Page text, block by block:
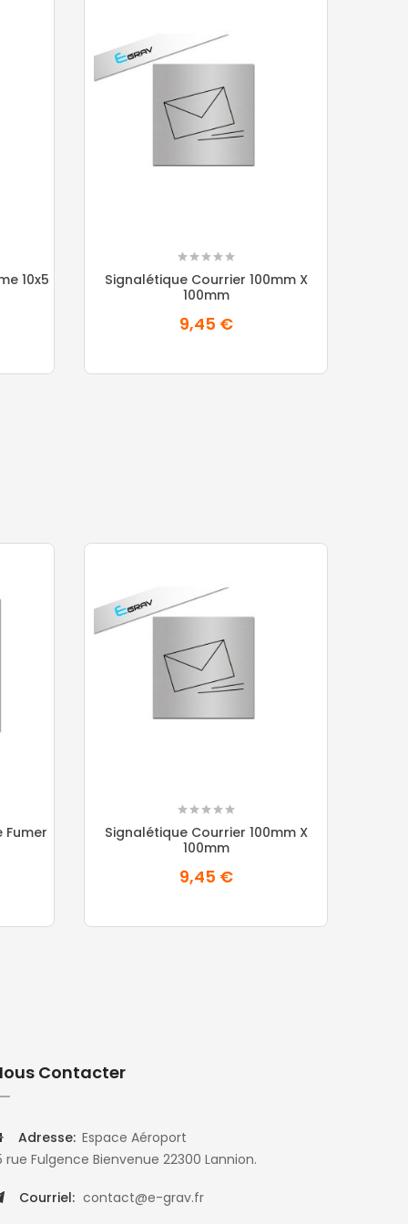
10x5
Signalétique Courrier 100mm X
100mm
9,45 €
Signalétique Courrier 100mm X
100mm
9,45 €
Contacter
Adresse: Espace Aéroport
rue Fulgence Bienvenue 22300 Lannion.
Courriel: contact@e-grav.fr